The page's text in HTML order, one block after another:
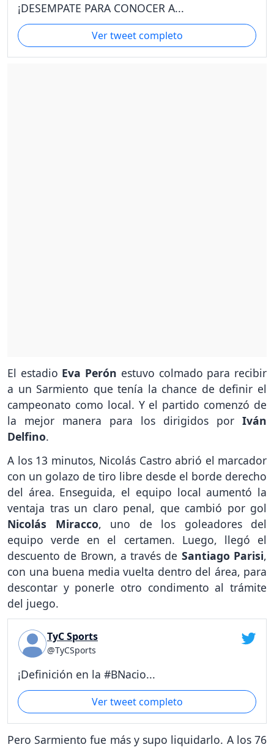
¡DESEMPATE PARA CONOCER A...
Ver tweet completo
El estadio Eva Perón estuvo colmado para recibir
a un Sarmiento que tenía la chance de definir el
campeonato como local. Y el partido comenzó de
la mejor manera para los dirigidos por Iván
Delfino.
A los 13 minutos, Nicolás Castro abrió el marcador
con un golazo de tiro libre desde el borde derecho
del área. Enseguida, el equipo local aumentó la
ventaja tras un claro penal, que cambió por gol
Nicolás Miracco, uno de los goleadores del
equipo verde en el certamen. Luego, llegó el
descuento de Brown, a través de Santiago Parisi,
con una buena media vuelta dentro del área, para
descontar y ponerle otro condimento al trámite
del juego.
TyC Sports
@TyCSports
¡Definición en la #BNacio...
Ver tweet completo
Pero Sarmiento fue más y supo liquidarlo. A los 76